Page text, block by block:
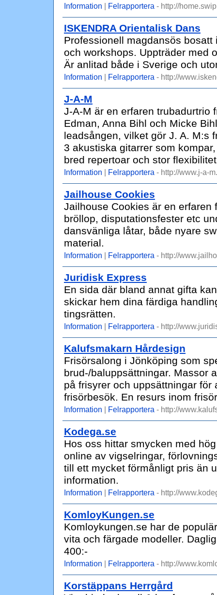
Information | Felrapportera - http://
ISKENDRA Orientalisk Dans
Professionell magdansös
och workshops. Uppträder med
Är anlitad både i Sverige och
Information | Felrapportera - http://
J-A-M
J-A-M är en erfaren trubadurtrio
Edman, Anna Bihl och Micke
leadsången, vilket gör J. A. M:s
3 akustiska gitarrer som
bred repertoar och stor
Information | Felrapportera - http://www.j-a-
Jailhouse Cookies
Jailhouse Cookies är en
bröllop, disputationsfester etc
dansvänliga låtar, både nyare
material.
Information | Felrapportera - http://
Juridisk Express
En sida där bland annat gifta
skickar hem dina färdiga
tingsrätten.
Information | Felrapportera - http://
Kalufsmakarn Hårdesign
Frisörsalong i Jönköping som
brud-/baluppsättningar. Massor
på frisyrer och uppsättningar
frisörbesök. En resurs inom
Information | Felrapportera - http://
Kodega.se
Hos oss hittar smycken med
online av vigselringar,
till ett mycket förmånligt pris än
information.
Information | Felrapportera - http://
KomloyKungen.se
Komloykungen.se har de
vita och färgade modeller.
400:-
Information | Felrapportera - http://
Korstäppans Herrgård